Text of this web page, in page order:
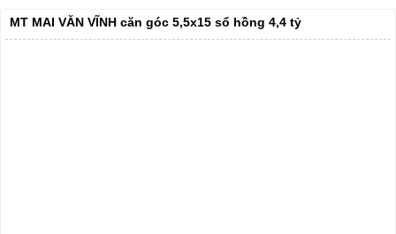
MT MAI VĂN VĨNH căn góc 5,5x15 sổ hồng 4,4 tỷ